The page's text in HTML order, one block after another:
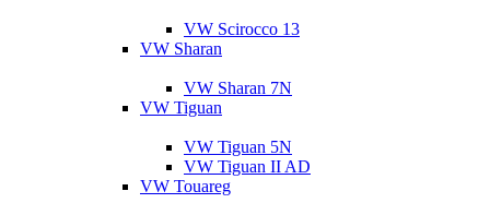
VW Scirocco 13
VW Sharan
VW Sharan 7N
VW Tiguan
VW Tiguan 5N
VW Tiguan II AD
VW Touareg